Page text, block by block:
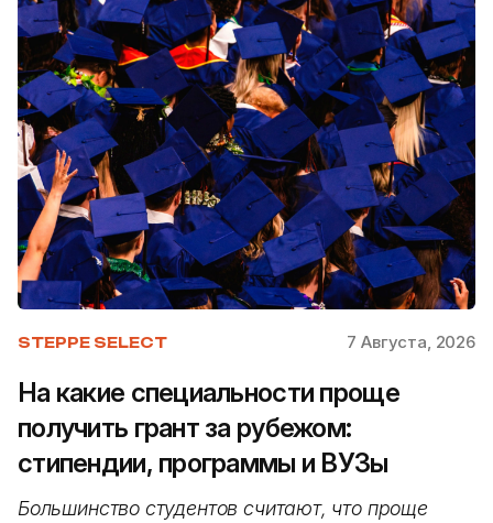
STEPPE SELECT 7 Августа, 2026
На какие специальности проще
получить грант за рубежом:
стипендии, программы и ВУЗы
Большинство студентов считают, что проще